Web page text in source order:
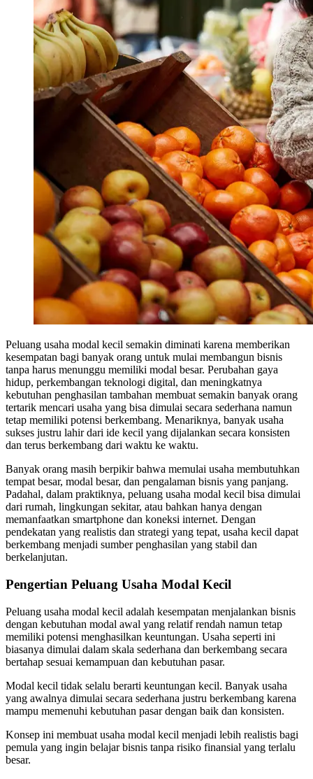
Peluang usaha modal kecil semakin diminati karena memberikan
kesempatan bagi banyak orang untuk mulai membangun bisnis
tanpa harus menunggu memiliki modal besar. Perubahan gaya
hidup, perkembangan teknologi digital, dan meningkatnya
kebutuhan penghasilan tambahan membuat semakin banyak orang
tertarik mencari usaha yang bisa dimulai secara sederhana namun
tetap memiliki potensi berkembang. Menariknya, banyak usaha
sukses justru lahir dari ide kecil yang dijalankan secara konsisten
dan terus berkembang dari waktu ke waktu.
Banyak orang masih berpikir bahwa memulai usaha membutuhkan
tempat besar, modal besar, dan pengalaman bisnis yang panjang.
Padahal, dalam praktiknya, peluang usaha modal kecil bisa dimulai
dari rumah, lingkungan sekitar, atau bahkan hanya dengan
memanfaatkan smartphone dan koneksi internet. Dengan
pendekatan yang realistis dan strategi yang tepat, usaha kecil dapat
berkembang menjadi sumber penghasilan yang stabil dan
berkelanjutan.
Pengertian Peluang Usaha Modal Kecil
Peluang usaha modal kecil adalah kesempatan menjalankan bisnis
dengan kebutuhan modal awal yang relatif rendah namun tetap
memiliki potensi menghasilkan keuntungan. Usaha seperti ini
biasanya dimulai dalam skala sederhana dan berkembang secara
bertahap sesuai kemampuan dan kebutuhan pasar.
Modal kecil tidak selalu berarti keuntungan kecil. Banyak usaha
yang awalnya dimulai secara sederhana justru berkembang karena
mampu memenuhi kebutuhan pasar dengan baik dan konsisten.
Konsep ini membuat usaha modal kecil menjadi lebih realistis bagi
pemula yang ingin belajar bisnis tanpa risiko finansial yang terlalu
besar.